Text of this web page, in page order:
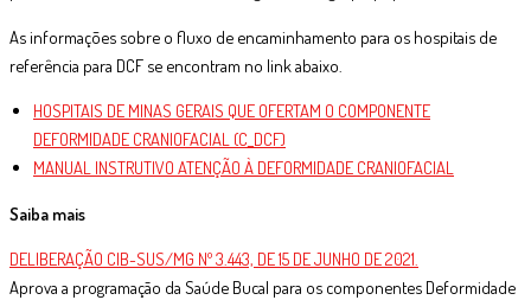
As informações sobre o fluxo de encaminhamento para os hospitais de
referência para DCF se encontram no link abaixo.
HOSPITAIS DE MINAS GERAIS QUE OFERTAM O COMPONENTE
DEFORMIDADE CRANIOFACIAL (C_DCF)
MANUAL INSTRUTIVO ATENÇÃO À DEFORMIDADE CRANIOFACIAL
Saiba mais
DELIBERAÇÃO CIB-SUS/MG Nº 3.443, DE 15 DE JUNHO DE 2021.
Aprova a programação da Saúde Bucal para os componentes Deformidade